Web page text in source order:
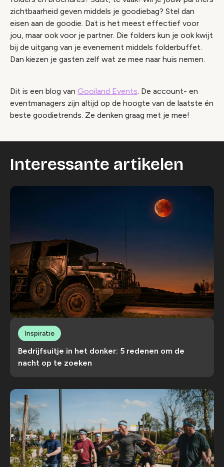
zichtbaarheid geven middels je goodiebag? Stel dan
eisen aan de goodie. Dat is het meest effectief voor
jou, maar ook voor je partner. Die folders kun je ook kwijt
bij de uitgang van je evenement middels folderbuffet.
Dan kiezen je gasten zelf wat ze mee naar huis nemen.
Dit is een blog van Gooiland Events. De account- en
eventmanagers zijn altijd op de hoogte van de laatste én
beste goodietrends. Ze denken graag met je mee!
Interessante artikelen
Bedrijfsuitje in het donker: 5 redenen om de
nacht op te zoeken
Inspiratie